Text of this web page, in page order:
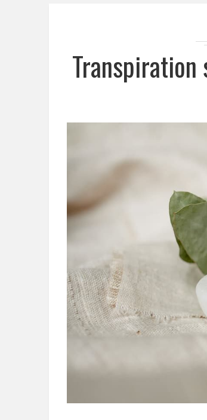
Transpiration